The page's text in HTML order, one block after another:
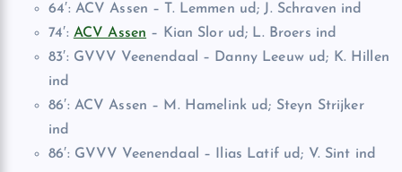
64′: ACV Assen – T. Lemmen ud; J. Schraven ind
74′: ACV Assen – Kian Slor ud; L. Broers ind
83′: GVVV Veenendaal – Danny Leeuw ud; K. Hillen
ind
86′: ACV Assen – M. Hamelink ud; Steyn Strijker
ind
86′: GVVV Veenendaal – Ilias Latif ud; V. Sint ind